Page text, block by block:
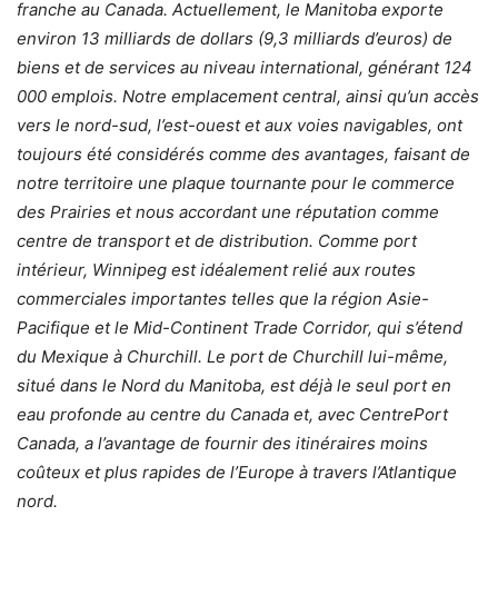
franche au Canada. Actuellement, le Manitoba exporte
environ 13 milliards de dollars (9,3 milliards d’euros) de
biens et de services au niveau international, générant 124
000 emplois. Notre emplacement central, ainsi qu’un accès
vers le nord-sud, l’est-ouest et aux voies navigables, ont
toujours été considérés comme des avantages, faisant de
notre territoire une plaque tournante pour le commerce
des Prairies et nous accordant une réputation comme
centre de transport et de distribution. Comme port
intérieur, Winnipeg est idéalement relié aux routes
commerciales importantes telles que la région Asie-
Pacifique et le Mid-Continent Trade Corridor, qui s’étend
du Mexique à Churchill. Le port de Churchill lui-même,
situé dans le Nord du Manitoba, est déjà le seul port en
eau profonde au centre du Canada et, avec CentrePort
Canada, a l’avantage de fournir des itinéraires moins
coûteux et plus rapides de l’Europe à travers l’Atlantique
nord.